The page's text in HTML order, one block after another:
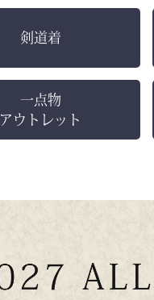
剣道着
一点物
アウトレット